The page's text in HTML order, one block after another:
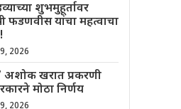
शुभमुहूर्तावर
फडणवीस यांचा महत्वाचा
2026
अशोक खरात प्रकरणी
मोठा निर्णय
2026